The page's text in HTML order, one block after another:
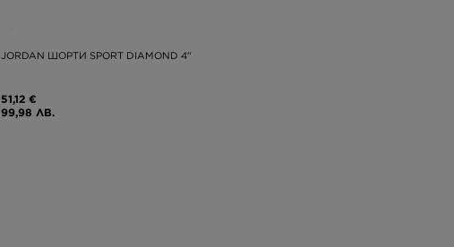
JORDAN ШОРТИ SPORT DIAMOND 4"
51,12 €
99,98 ЛВ.